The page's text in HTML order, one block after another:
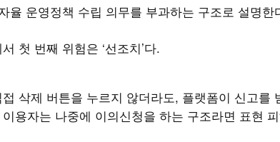
율 운영정책 수립 의무를 부과하는 구조로 설명한
첫 번째 위험은 ‘선조치’다.
삭제 버튼을 누르지 않더라도, 플랫폼이 신고
용자는 나중에 이의신청을 하는 구조라면 표현